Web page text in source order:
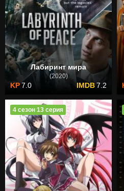
Лабиринт мира
(2020)
7.0 7.2
4 сезон 13 серия